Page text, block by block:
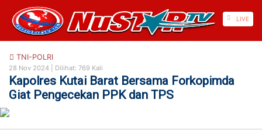
https://nusautaratv.com/
LIVE
TNI-POLRI
28 Nov 2024 | Dilihat: 769 Kali
Kapolres Kutai Barat Bersama Forkopimda
Giat Pengecekan PPK dan TPS